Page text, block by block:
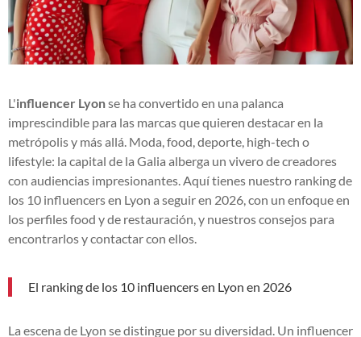
L'influencer Lyonse ha convertido en una palanca
imprescindible para las marcas que quieren destacar en la
metrópolis y más allá. Moda, food, deporte, high-tech o
lifestyle: la capital de la Galia alberga un vivero de creadores
con audiencias impresionantes. Aquí tienes nuestro ranking de
los 10 influencers en Lyon a seguir en 2026, con un enfoque en
los perfiles food y de restauración, y nuestros consejos para
encontrarlos y contactar con ellos.
El ranking de los 10 influencers en Lyon en 2026
La escena de Lyon se distingue por su diversidad. Un influencer